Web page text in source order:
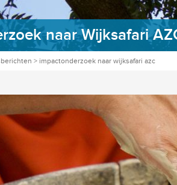
naar Wijksafari
> impactonderzoek naar wijksafari azc